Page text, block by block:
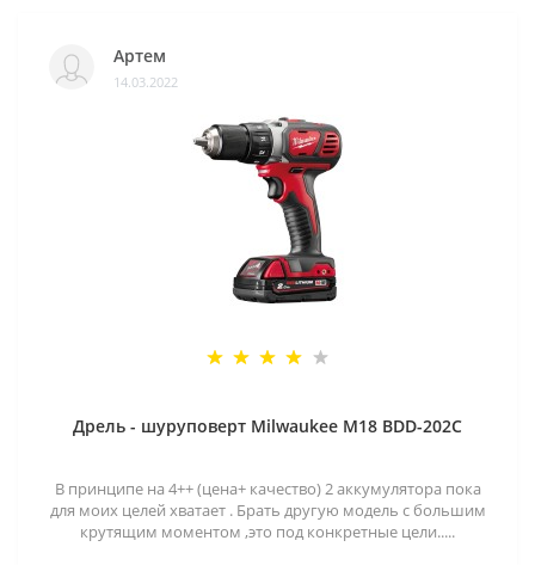
Артем
14.03.2022
Дрель - шуруповерт Milwaukee M18 BDD-202C
В принципе на 4++ (цена+ качество) 2 аккумулятора пока
для моих целей хватает . Брать другую модель с большим
крутящим моментом ,это под конкретные цели.....